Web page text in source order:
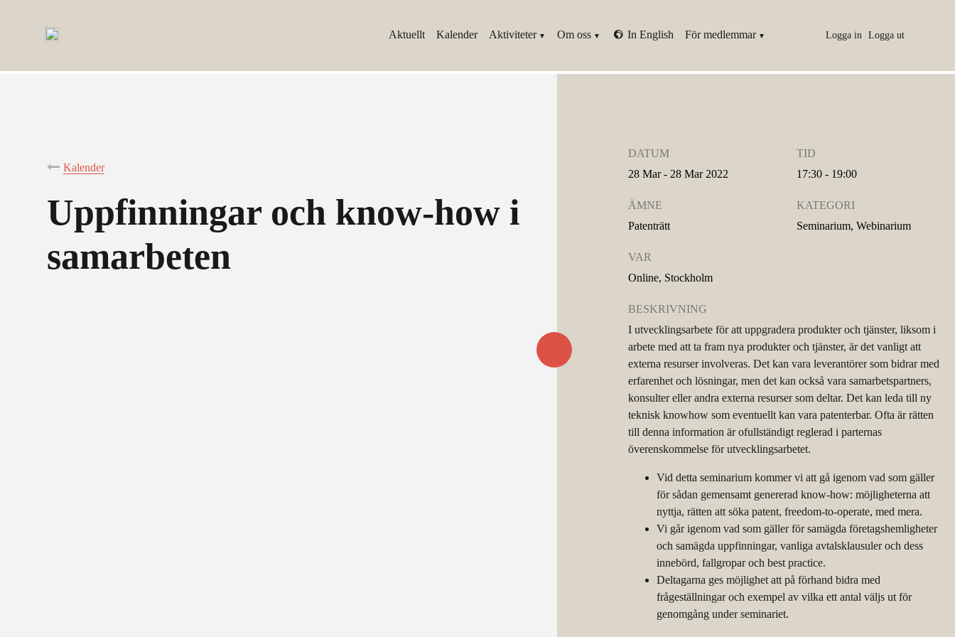
Aktuellt Kalender Aktiviteter Om oss In English För medlemmar Logga in Logga ut
Kalender
Uppfinningar och know-how i
samarbeten
DATUM
28 Mar - 28 Mar 2022
TID
17:30 - 19:00
ÄMNE
Patenträtt
KATEGORI
Seminarium, Webinarium
VAR
Online, Stockholm
BESKRIVNING
I utvecklingsarbete för att uppgradera produkter och tjänster, liksom i
arbete med att ta fram nya produkter och tjänster, är det vanligt att
externa resurser involveras. Det kan vara leverantörer som bidrar med
erfarenhet och lösningar, men det kan också vara samarbetspartners,
konsulter eller andra externa resurser som deltar. Det kan leda till ny
teknisk knowhow som eventuellt kan vara patenterbar. Ofta är rätten
till denna information är ofullständigt reglerad i parternas
överenskommelse för utvecklingsarbetet.
Vid detta seminarium kommer vi att gå igenom vad som gäller
för sådan gemensamt genererad know-how: möjligheterna att
nyttja, rätten att söka patent, freedom-to-operate, med mera.
Vi går igenom vad som gäller för samägda företagshemligheter
och samägda uppfinningar, vanliga avtalsklausuler och dess
innebörd, fallgropar och best practice.
Deltagarna ges möjlighet att på förhand bidra med
frågeställningar och exempel av vilka ett antal väljs ut för
genomgång under seminariet.